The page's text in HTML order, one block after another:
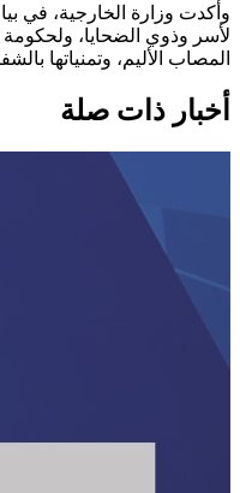
وأكدت وزارة الخارجية، في
لأسر وذوي الضحايا، ولحكومة
المصاب الأليم، وتمنياتها
أخبار ذات صلة